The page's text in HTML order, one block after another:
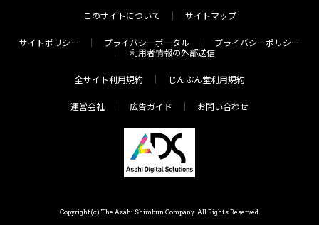
このサイトについて サイトマップ
サイトポリシー プライバシーポータル
プライバシーポリシー
利用者情報の外部送信
全サイト利用規約 じんぶん堂利用規約
運営会社 広告ガイド お問い合わせ
Copyright(c) The Asahi Shimbun Company. All Rights Reserved.